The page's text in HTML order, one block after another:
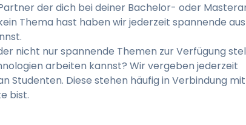
der dich bei deiner Bachelor- oder
Thema hast haben wir jederzeit spannende
nicht nur spannende Themen zur Verfügung
arbeiten kannst? Wir vergeben jederzeit
Studenten. Diese stehen häufig in Verbindung mit
bist.